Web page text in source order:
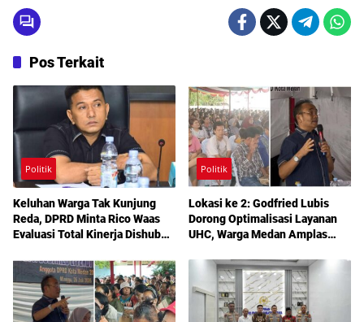
Pos Terkait
Politik
Keluhan Warga Tak Kunjung
Reda, DPRD Minta Rico Waas
Evaluasi Total Kinerja Dishub
Politik
Lokasi ke 2: Godfried Lubis
Dorong Optimalisasi Layanan
UHC, Warga Medan Amplas
Berobat Gratis Bermodal KTP